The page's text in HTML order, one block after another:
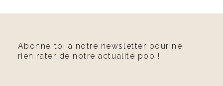
Abonne toi à notre newsletter pour ne
rien rater de notre actualité pop !